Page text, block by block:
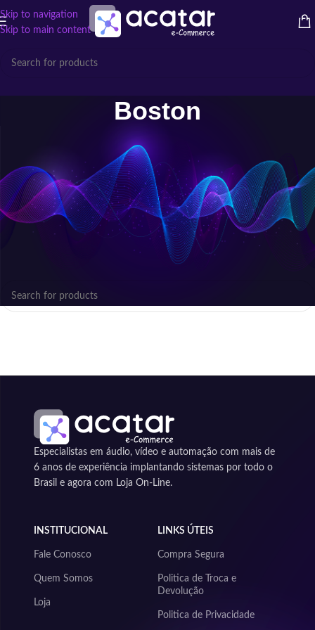
Skip to navigation
Skip to main content
Boston
Exibindo Produtos Boston
A Boston oferece caixas acústicas e soluções de áudio com alta
fidelidade, design sofisticado e tecnologia para experiências sonoras de
excelência.
Atributo "Marcas" de produto / Boston
Especialistas em áudio, vídeo e automação com mais de
6 anos de experiência implantando sistemas por todo o
Brasil e agora com Loja On-Line.
INSTITUCIONAL
Fale Conosco
Quem Somos
Loja
LINKS ÚTEIS
Compra Segura
Politica de Troca e
Devolução
Politica de Privacidade